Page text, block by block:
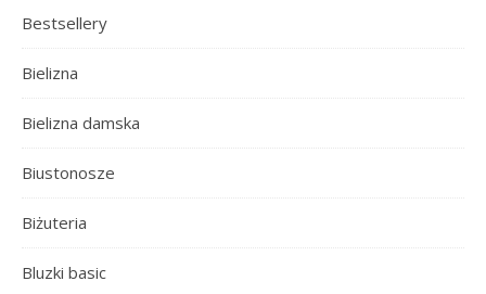
Bestsellery
Bielizna
Bielizna damska
Biustonosze
Biżuteria
Bluzki basic